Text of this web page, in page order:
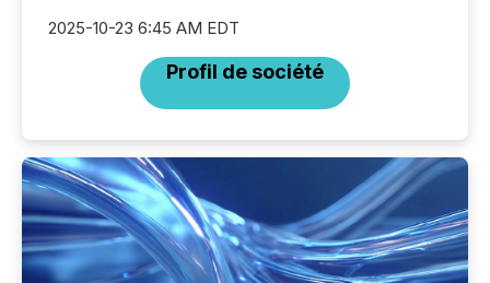
2025-10-23 6:45 AM EDT
Profil de société